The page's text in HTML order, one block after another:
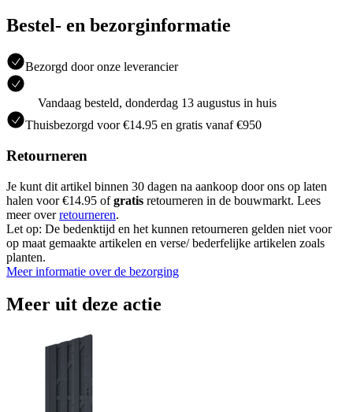
Bestel- en bezorginformatie
Bezorgd door onze leverancier
Vandaag besteld, donderdag 13 augustus in huis
Thuisbezorgd voor €14.95 en gratis vanaf €950
Retourneren
Je kunt dit artikel binnen 30 dagen na aankoop door ons op laten
halen voor €14.95 ofgratis retourneren in de bouwmarkt. Lees
meer overretourneren.
Let op: De bedenktijd en het kunnen retourneren gelden niet voor
op maat gemaakte artikelen en verse/ bederfelijke artikelen zoals
planten.
Meer informatie over de bezorging
Meer uit deze actie